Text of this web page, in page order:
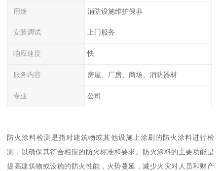
用途 消防设施维护保养
安装调试 上门服务
响应速度 快
服务内容 房屋、厂房、商场、消防器材
专业 公司
防火涂料检测是指对建筑物或其他设施上涂刷的防火涂料进行检
测，以确保其符合相应的防火标准和要求。防火涂料的主要功能是
提高建筑物或设施的防火性能，火势蔓延，减少火灾对人员和财产